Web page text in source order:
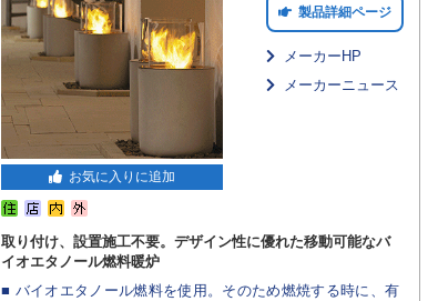
お気に入りに追加
製品詳細ページ
メーカーHP
メーカーニュース
取り付け、設置施工不要。デザイン性に優れた移動可能なバ
イオエタノール燃料暖炉
■ バイオエタノール燃料を使用。そのため燃焼する時に、有